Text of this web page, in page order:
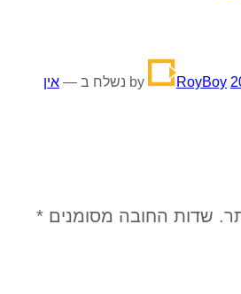
RoyBoy נשלח ב — אין
שדות החובה מסומנים *